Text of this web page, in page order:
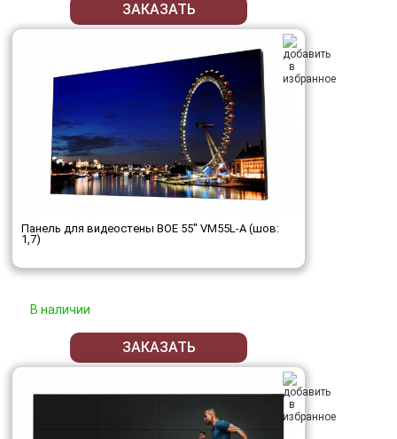
ЗАКАЗАТЬ
Панель для видеостены BOE 55" VM55L-A (шов:
1,7)
В наличии
ЗАКАЗАТЬ